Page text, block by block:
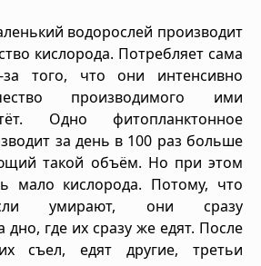
водорослей производит
кислорода. Потребляет сама
того, что они интенсивно
производимого ими
Одно фитопланктонное
за день в 100 раз больше
такой объём. Но при этом
мало кислорода. Потому, что
умирают, они сразу
дно, где их сразу же едят. После
съел, едят другие, третьи